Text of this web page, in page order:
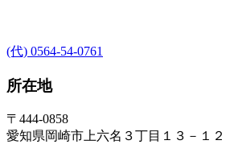
(代) 0564-54-0761
所在地
〒444-0858
愛知県岡崎市上六名３丁目１３－１２